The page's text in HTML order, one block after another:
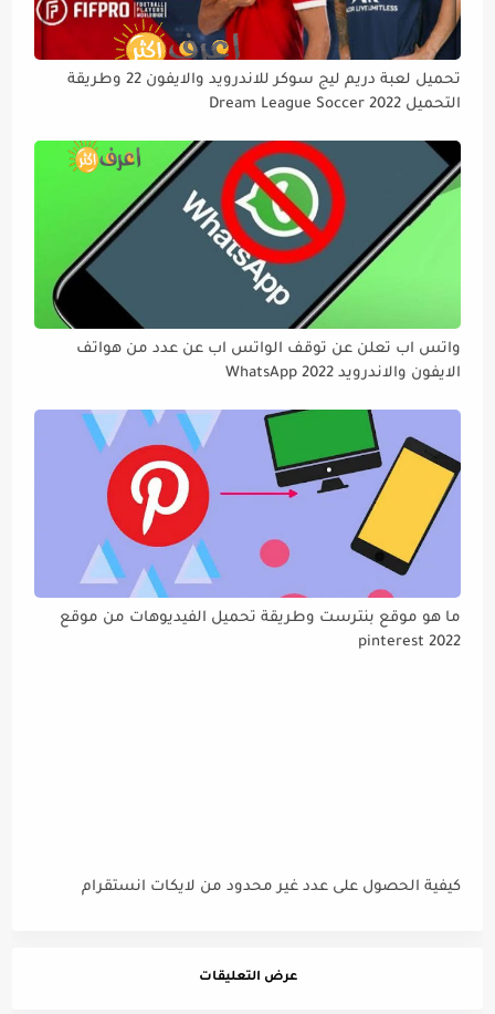
تحميل لعبة دريم ليج سوكر للاندرويد والايفون 22 وطريقة
التحميل Dream League Soccer 2022
واتس اب تعلن عن توقف الواتس اب عن عدد من هواتف
الايفون والاندرويد WhatsApp 2022
ما هو موقع بنترست وطريقة تحميل الفيديوهات من موقع
pinterest 2022
كيفية الحصول على عدد غير محدود من لايكات انستقرام
عرض التعليقات